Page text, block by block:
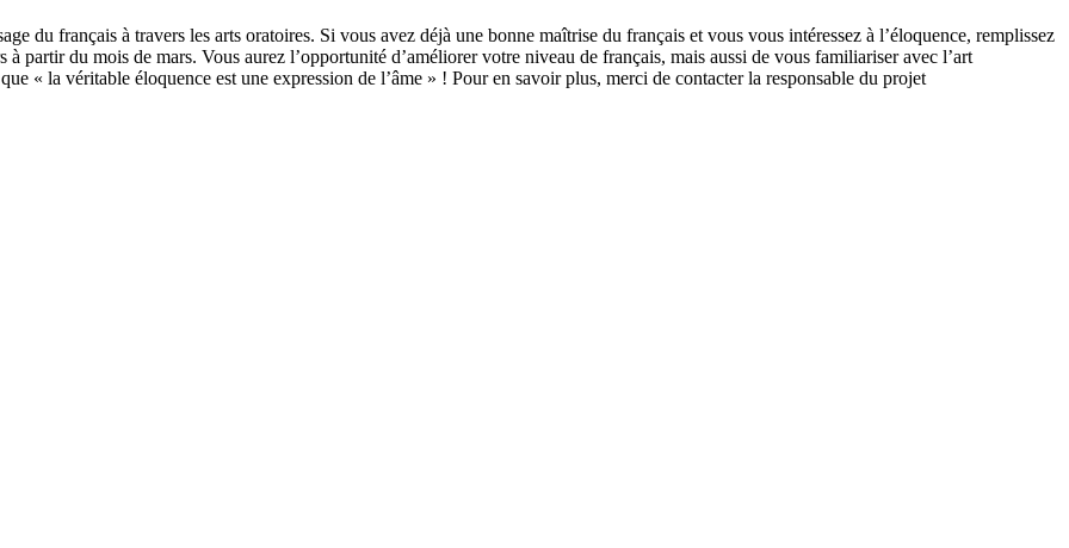
du français à travers les arts oratoires. Si vous avez déjà une bonne maîtrise du français et vous vous intéressez à l’éloquence, remplissez
partir du mois de mars. Vous aurez l’opportunité d’améliorer votre niveau de français, mais aussi de vous familiariser avec l’art
« la véritable éloquence est une expression de l’âme » ! Pour en savoir plus, merci de contacter la responsable du projet